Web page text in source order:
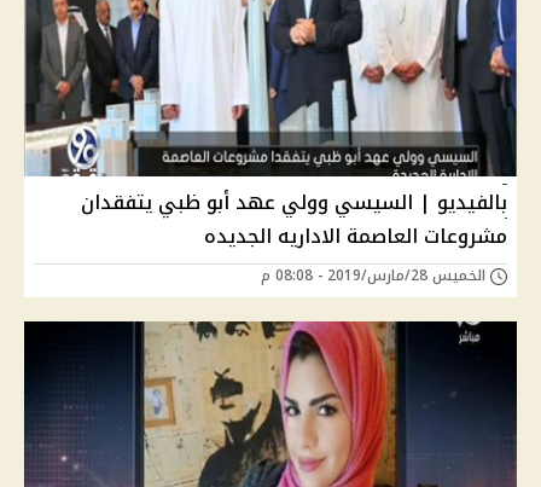
بالفيديو | السيسي وولي عهد أبو ظبي يتفقدان
مشروعات العاصمة الاداريه الجديده
الخميس 28/مارس/2019 - 08:08 م